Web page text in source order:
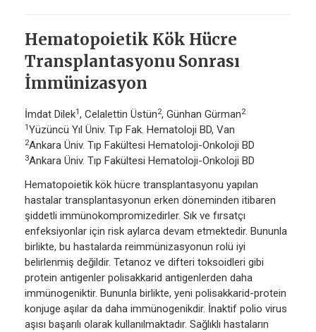
Hematopoietik Kök Hücre
Transplantasyonu Sonrası
İmmünizasyon
İmdat Dilek1, Celalettin Üstün2, Günhan Gürman2
1Yüzüncü Yıl Üniv. Tıp Fak. Hematoloji BD, Van
2Ankara Üniv. Tıp Fakültesi Hematoloji-Onkoloji BD
3Ankara Üniv. Tıp Fakültesi Hematoloji-Onkoloji BD
Hematopoietik kök hücre transplantasyonu yapılan
hastalar transplantasyonun erken döneminden itibaren
şiddetli immünokompromizedirler. Sık ve fırsatçı
enfeksiyonlar için risk aylarca devam etmektedir. Bununla
birlikte, bu hastalarda reimmünizasyonun rolü iyi
belirlenmiş değildir. Tetanoz ve difteri toksoidleri gibi
protein antigenler polisakkarid antigenlerden daha
immünogeniktir. Bununla birlikte, yeni polisakkarid-protein
konjuge aşılar da daha immünogenikdir. İnaktif polio virus
aşısı başarılı olarak kullanılmaktadır. Sağlıklı hastaların